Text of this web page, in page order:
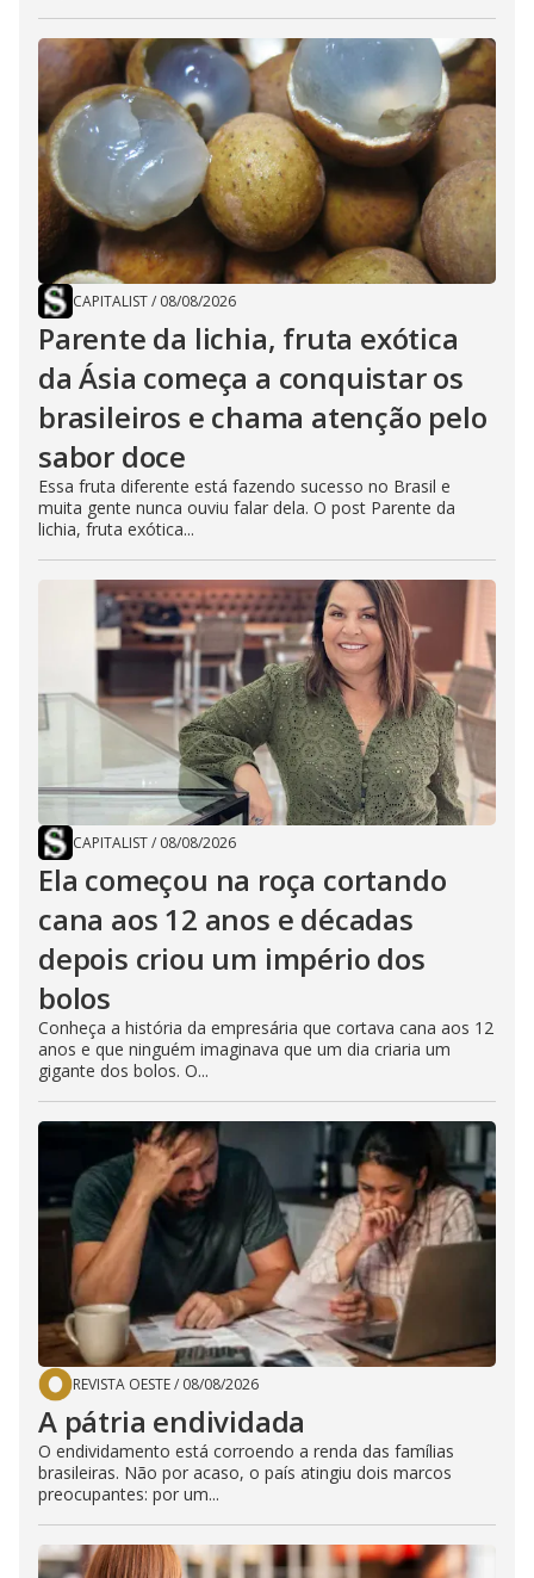
CAPITALIST/ 08/08/2026
Parente da lichia, fruta exótica
da Ásia começa a conquistar os
brasileiros e chama atenção pelo
sabor doce
Essa fruta diferente está fazendo sucesso no Brasil e
muita gente nunca ouviu falar dela. O post Parente da
lichia, fruta exótica...
CAPITALIST/ 08/08/2026
Ela começou na roça cortando
cana aos 12 anos e décadas
depois criou um império dos
bolos
Conheça a história da empresária que cortava cana aos 12
anos e que ninguém imaginava que um dia criaria um
gigante dos bolos. O...
REVISTA OESTE/ 08/08/2026
A pátria endividada
O endividamento está corroendo a renda das famílias
brasileiras. Não por acaso, o país atingiu dois marcos
preocupantes: por um...